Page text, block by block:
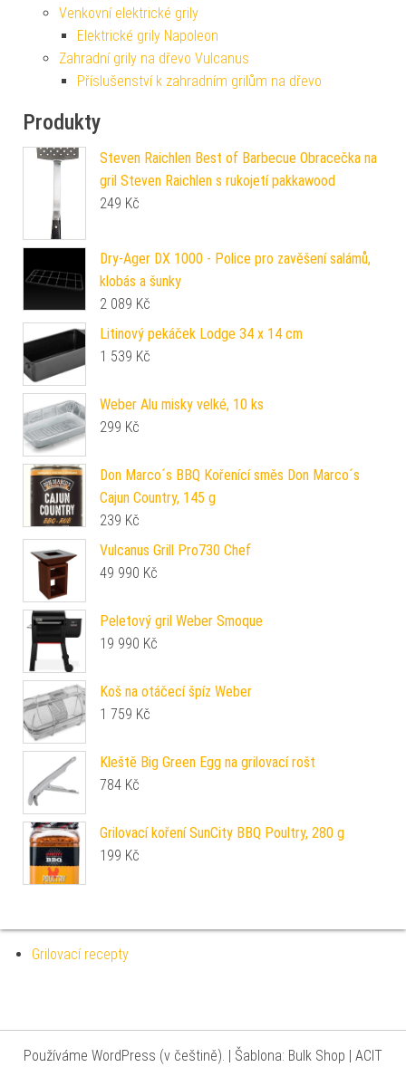
Venkovní elektrické grily
Elektrické grily Napoleon
Zahradní grily na dřevo Vulcanus
Příslušenství k zahradním grilům na dřevo
Produkty
Steven Raichlen Best of Barbecue Obracečka na
gril Steven Raichlen s rukojetí pakkawood
249 Kč
Dry-Ager DX 1000 - Police pro zavěšení salámů,
klobás a šunky
2 089 Kč
Litinový pekáček Lodge 34 x 14 cm
1 539 Kč
Weber Alu misky velké, 10 ks
299 Kč
Don Marco´s BBQ Kořenící směs Don Marco´s
Cajun Country, 145 g
239 Kč
Vulcanus Grill Pro730 Chef
49 990 Kč
Peletový gril Weber Smoque
19 990 Kč
Koš na otáčecí špíz Weber
1 759 Kč
Kleště Big Green Egg na grilovací rošt
784 Kč
Grilovací koření SunCity BBQ Poultry, 280 g
199 Kč
Grilovací recepty
Používáme WordPress (v češtině). | Šablona: Bulk Shop | ACIT